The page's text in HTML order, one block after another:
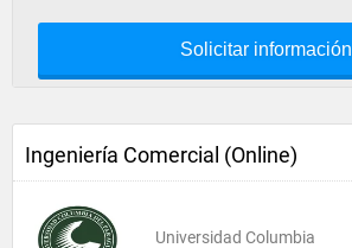
Solicitar información
Ingeniería Comercial (Online)
Universidad Columbia